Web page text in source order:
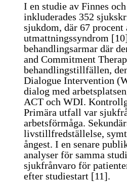
I en studie av Finnes
inkluderades 352
sjukdom, där 67 procent
utmattningssyndrom
behandlingsarmar där
and Commitment
behandlingstillfällen,
Dialogue Intervention
dialog med
ACT och WDI.
Primära utfall var
arbetsförmåga.
livstillfredställelse,
ångest. I en senare
analyser för samma
sjukfrånvaro för
efter studiestart [11].